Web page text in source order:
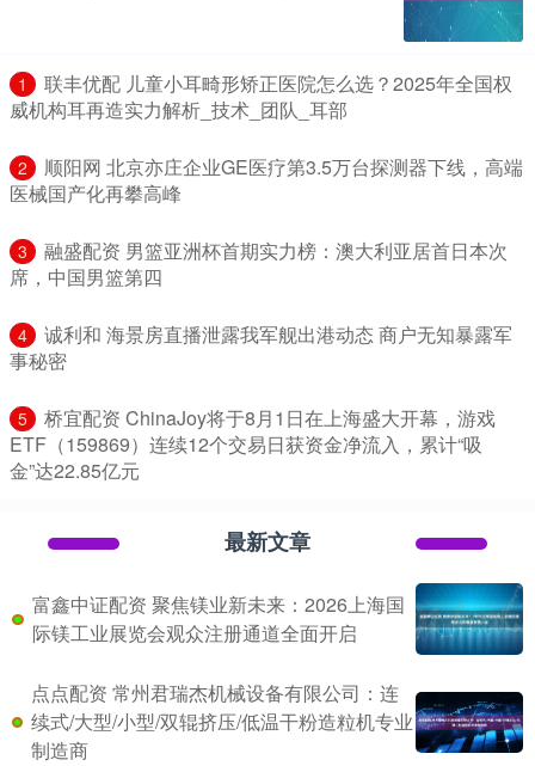
1
​联丰优配 儿童小耳畸形矫正医院怎么选？2025年全国权
威机构耳再造实力解析_技术_团队_耳部
2
​顺阳网 北京亦庄企业GE医疗第3.5万台探测器下线，高端
医械国产化再攀高峰
3
​融盛配资 男篮亚洲杯首期实力榜：澳大利亚居首日本次
席，中国男篮第四
4
​诚利和 海景房直播泄露我军舰出港动态 商户无知暴露军
事秘密
5
​桥宜配资 ChinaJoy将于8月1日在上海盛大开幕，游戏
ETF（159869）连续12个交易日获资金净流入，累计“吸
金”达22.85亿元
最新文章
富鑫中证配资 聚焦镁业新未来：2026上海国
际镁工业展览会观众注册通道全面开启
点点配资 常州君瑞杰机械设备有限公司：连
续式/大型/小型/双辊挤压/低温干粉造粒机专业
制造商